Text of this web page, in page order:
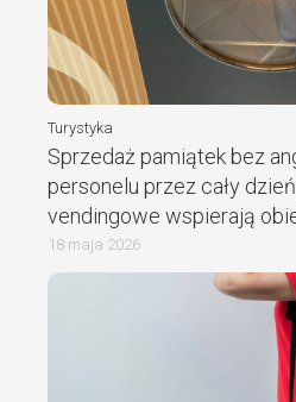
Turystyka
Sprzedaż pamiątek bez
personelu przez cały
vendingowe wspierają
18 maja 2026